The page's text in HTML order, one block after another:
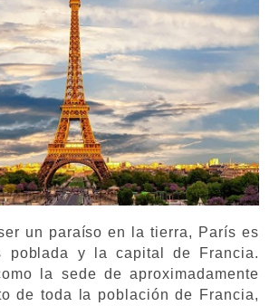
un paraíso en la tierra, París es
poblada y la capital de Francia.
la sede de aproximadamente
de toda la población de Francia,